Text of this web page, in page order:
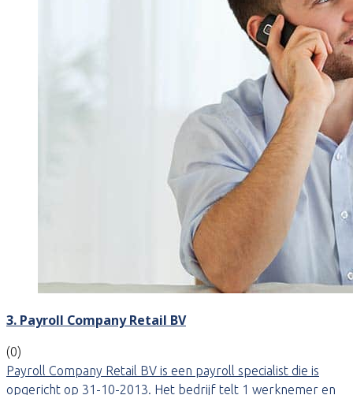
3. Payroll Company Retail BV
(0)
Payroll Company Retail BV is een payroll specialist die is
opgericht op 31-10-2013. Het bedrijf telt 1 werknemer en